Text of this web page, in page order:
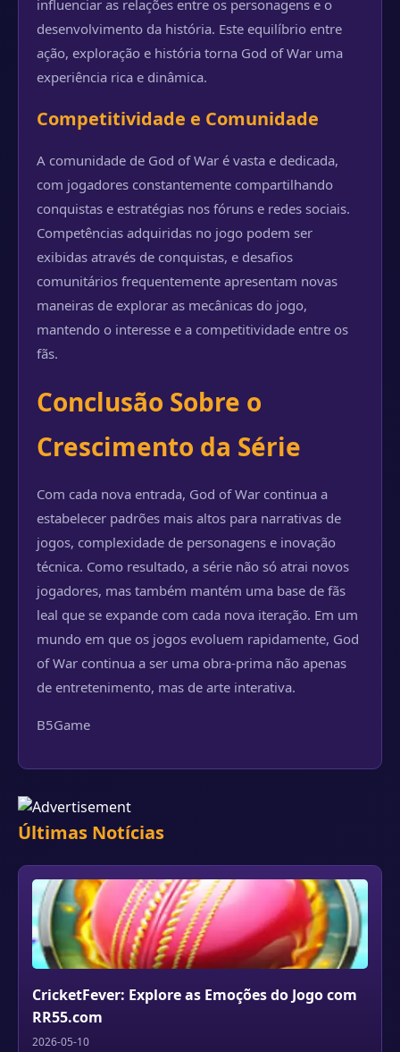
influenciar as relações entre os personagens e o
desenvolvimento da história. Este equilíbrio entre
ação, exploração e história torna God of War uma
experiência rica e dinâmica.
Competitividade e Comunidade
A comunidade de God of War é vasta e dedicada,
com jogadores constantemente compartilhando
conquistas e estratégias nos fóruns e redes sociais.
Competências adquiridas no jogo podem ser
exibidas através de conquistas, e desafios
comunitários frequentemente apresentam novas
maneiras de explorar as mecânicas do jogo,
mantendo o interesse e a competitividade entre os
fãs.
Conclusão Sobre o
Crescimento da Série
Com cada nova entrada, God of War continua a
estabelecer padrões mais altos para narrativas de
jogos, complexidade de personagens e inovação
técnica. Como resultado, a série não só atrai novos
jogadores, mas também mantém uma base de fãs
leal que se expande com cada nova iteração. Em um
mundo em que os jogos evoluem rapidamente, God
of War continua a ser uma obra-prima não apenas
de entretenimento, mas de arte interativa.
B5Game
Últimas Notícias
CricketFever: Explore as Emoções do Jogo com
RR55.com
2026-05-10